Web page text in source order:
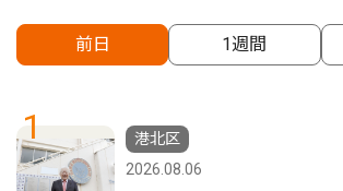
前日 1週間
1
港北区
2026.08.06